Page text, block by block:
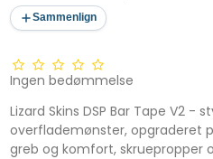
Sammenlign
Ingen bedømmelse
Lizard Skins DSP Bar Tape V2 -
overflademønster, opgraderet
greb og komfort, skruepropper